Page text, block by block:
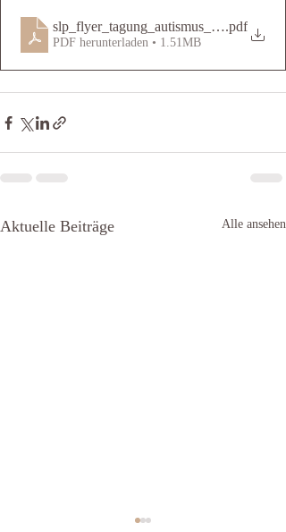
slp_flyer_tagung_autismus_2026_Stand
.pdf
PDF herunterladen • 1.51MB
Aktuelle Beiträge Alle ansehen